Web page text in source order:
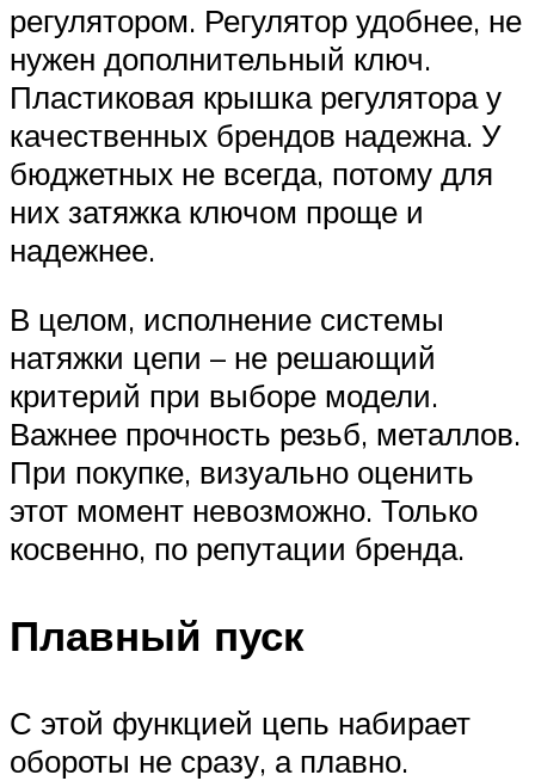
регулятором. Регулятор удобнее, не
нужен дополнительный ключ.
Пластиковая крышка регулятора у
качественных брендов надежна. У
бюджетных не всегда, потому для
них затяжка ключом проще и
надежнее.
В целом, исполнение системы
натяжки цепи – не решающий
критерий при выборе модели.
Важнее прочность резьб, металлов.
При покупке, визуально оценить
этот момент невозможно. Только
косвенно, по репутации бренда.
Плавный пуск
С этой функцией цепь набирает
обороты не сразу, а плавно.